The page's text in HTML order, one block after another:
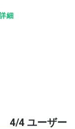
細
4/4 ユーザー